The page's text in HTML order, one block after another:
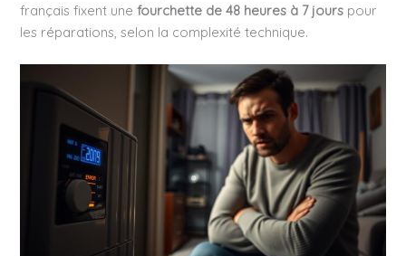
français fixent unefourchette de 48 heures à 7 jours pour
les réparations, selon la complexité technique.